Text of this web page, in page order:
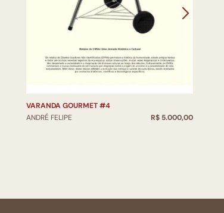
VARANDA GOURMET #4
ANDRÉ FELIPE
R$ 5.000,00